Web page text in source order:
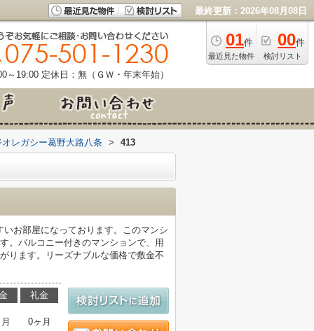
最終更新：2026年08月08日
01件
最近見た物件
00件
検討リスト
～19:00 定休日：無（ＧＷ・年末年始）
オレガシー葛野大路八条 > 413
お部屋になっております。このマンシ
。バルコニー付きのマンションで、用
ります。リーズナブルな価格で敷金不
礼金
0ヶ月